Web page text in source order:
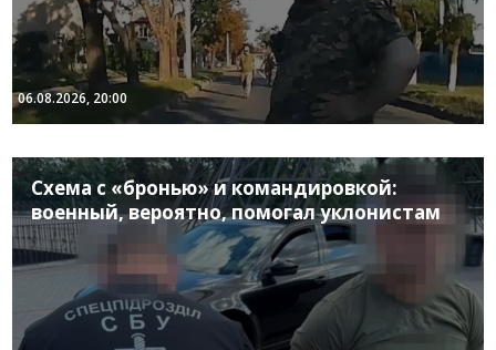
06.08.2026, 20:00
Схема с «бронью» и командировкой:
военный, вероятно, помогал уклонистам